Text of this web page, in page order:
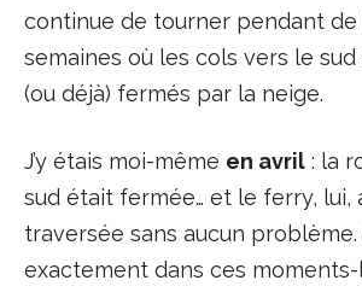
continue de tourner pendant de
semaines où les cols vers le
(ou déjà) fermés par la neige.
J’y étais moi-même en avril : la
sud était fermée… et le ferry, lui,
traversée sans aucun problème.
exactement dans ces moments-